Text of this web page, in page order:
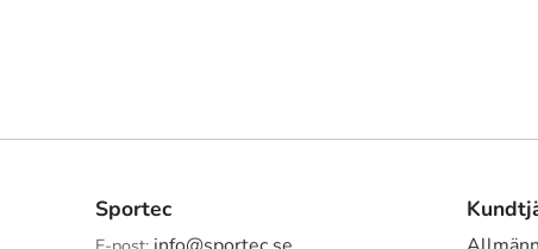
Sportec